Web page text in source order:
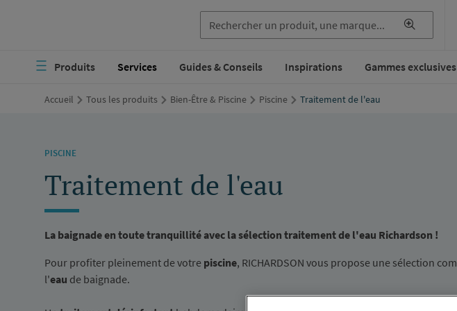
contenu
Navigation
principaleProduits Services Guides & Conseils Inspirations Gammes exclusives
Accueil Tous les produits Bien-Être & Piscine Piscine Traitement de l'eau
PISCINE
Traitement de l'eau
La baignade en toute tranquillité avec la sélection traitement de l'eau Richardson !
Pour profiter pleinement de votre piscine, RICHARDSON vous propose une sélection
l'eau de baignade.